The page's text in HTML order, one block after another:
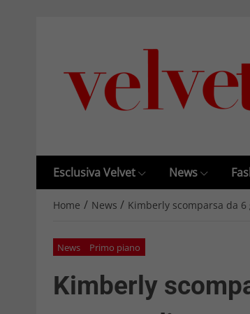
Esclusiva Velvet News
Home / News / Kimberly scomparsa da
News Primo piano
Kimberly